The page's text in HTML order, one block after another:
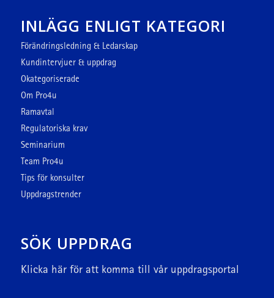
INLÄGG ENLIGT KATEGORI
Förändringsledning & Ledarskap
Kundintervjuer & uppdrag
Okategoriserade
Om Pro4u
Ramavtal
Regulatoriska krav
Seminarium
Team Pro4u
Tips för konsulter
Uppdragstrender
SÖK UPPDRAG
Klicka härför att komma till vår uppdragsportal